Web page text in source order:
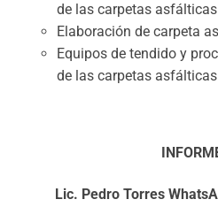
de las carpetas
Elaboración de carpeta
Equipos de tendido y
de las carpetas
Lic. Pedro Torres